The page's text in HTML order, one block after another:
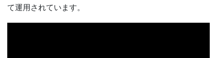
て運用されています。